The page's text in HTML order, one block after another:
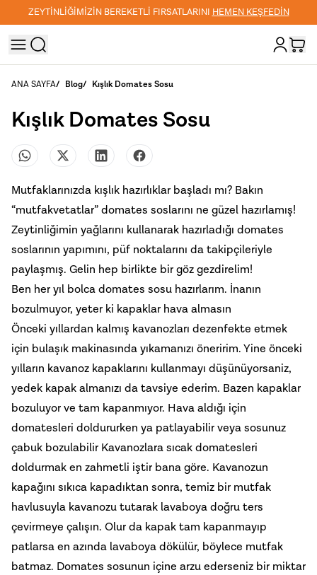
ZEYTİNLİĞİMİZİN BEREKETLİ FIRSATLARINI HEMEN KEŞFEDİN
ANA SAYFA/ Blog/ Kışlık Domates Sosu
Kışlık Domates Sosu
Mutfaklarınızda kışlık hazırlıklar başladı mı? Bakın
“mutfakvetatlar” domates soslarını ne güzel hazırlamış!
Zeytinliğimin yağlarını kullanarak hazırladığı domates
soslarının yapımını, püf noktalarını da takipçileriyle
paylaşmış. Gelin hep birlikte bir göz gezdirelim!
Ben her yıl bolca domates sosu hazırlarım. İnanın
bozulmuyor, yeter ki kapaklar hava almasın
Önceki yıllardan kalmış kavanozları dezenfekte etmek
için bulaşık makinasında yıkamanızı öneririm. Yine önceki
yılların kavanoz kapaklarını kullanmayı düşünüyorsaniz,
yedek kapak almanızı da tavsiye ederim. Bazen kapaklar
bozuluyor ve tam kapanmıyor. Hava aldığı için
domatesleri doldururken ya patlayabilir veya sosunuz
çabuk bozulabilir Kavanozlara sıcak domatesleri
doldurmak en zahmetli iştir bana göre. Kavanozun
kapağını sıkıca kapadıktan sonra, temiz bir mutfak
havlusuyla kavanozu tutarak lavaboya doğru ters
çevirmeye çalışın. Olur da kapak tam kapanmayıp
patlarsa en azında lavaboya dökülür, böylece mutfak
batmaz. Domates sosunun içine arzu ederseniz bir miktar